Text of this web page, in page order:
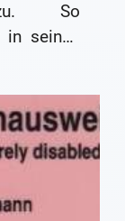
zu. So
seinen
als
vom